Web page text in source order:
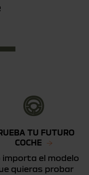
TU FUTURO
COCHE
importa el modelo
quieras probar